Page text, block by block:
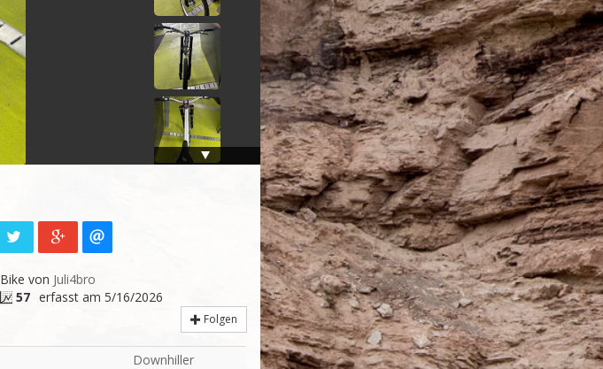
Bike von Juli4bro
57 erfasst am 5/16/2026
Folgen
Downhiller